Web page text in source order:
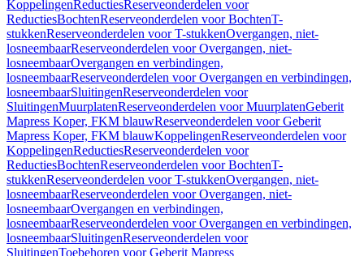
KoppelingenReductiesReserveonderdelen voor
ReductiesBochtenReserveonderdelen voor BochtenT-
stukkenReserveonderdelen voor T-stukkenOvergangen, niet-
losneembaarReserveonderdelen voor Overgangen, niet-
losneembaarOvergangen en verbindingen,
losneembaarReserveonderdelen voor Overgangen en verbindingen,
losneembaarSluitingenReserveonderdelen voor
SluitingenMuurplatenReserveonderdelen voor MuurplatenGeberit
Mapress Koper, FKM blauwReserveonderdelen voor Geberit
Mapress Koper, FKM blauwKoppelingenReserveonderdelen voor
KoppelingenReductiesReserveonderdelen voor
ReductiesBochtenReserveonderdelen voor BochtenT-
stukkenReserveonderdelen voor T-stukkenOvergangen, niet-
losneembaarReserveonderdelen voor Overgangen, niet-
losneembaarOvergangen en verbindingen,
losneembaarReserveonderdelen voor Overgangen en verbindingen,
losneembaarSluitingenReserveonderdelen voor
SluitingenToebehoren voor Geberit Mapress